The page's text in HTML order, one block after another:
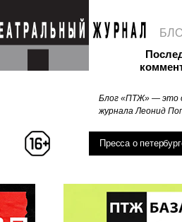
Блог «ПТЖ» — это
журнала Леонид
Пресса о